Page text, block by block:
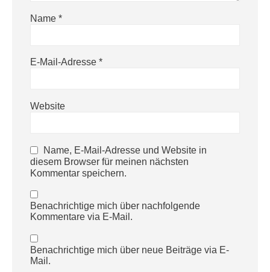
Name *
E-Mail-Adresse *
Website
Name, E-Mail-Adresse und Website in
diesem Browser für meinen nächsten
Kommentar speichern.
Benachrichtige mich über nachfolgende
Kommentare via E-Mail.
Benachrichtige mich über neue Beiträge via E-
Mail.